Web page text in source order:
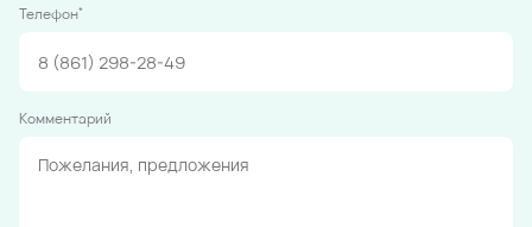
Телефон*
Комментарий